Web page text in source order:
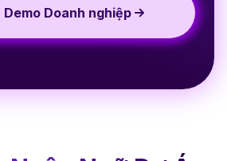
Demo Doanh nghiệp